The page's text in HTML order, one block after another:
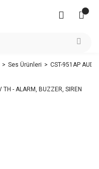
Ses Ürünleri CST-951AP